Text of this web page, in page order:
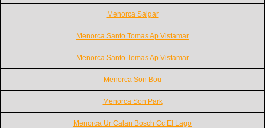
Menorca Salgar
Menorca Santo Tomas Ap Vistamar
Menorca Santo Tomas Ap Vistamar
Menorca Son Bou
Menorca Son Park
Menorca Ur Calan Bosch Cc El Lago